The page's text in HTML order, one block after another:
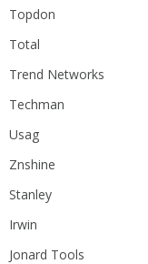
Topdon
Total
Trend Networks
Techman
Usag
Znshine
Stanley
Irwin
Jonard Tools